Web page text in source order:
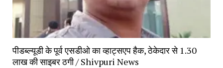
पीडब्ल्यूडी के पूर्व एसडीओ का व्हाट्सएप हैक, ठेकेदार से 1.30
लाख की साइबर ठगी / Shivpuri News